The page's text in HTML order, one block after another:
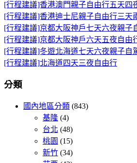
[行程建議]香港澳門親子自由行五天四
[行程建議]香港迪士尼親子自由行三天
[行程建議]京都大阪神戶七天六夜親子
[行程建議]京都大阪神戶六天五夜自由
[行程建議]冬遊北海道七天六夜親子自
[行程建議]北海道四天三夜自由行
分類
國內地區分類 (843)
基隆 (4)
台北 (48)
桃園 (15)
新竹 (34)